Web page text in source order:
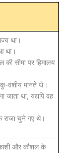
था।
था।
की सीमा पर हिमालय
वंशीय मानते थे।
जाता था, यद्यपि वह
राजा चुने गए थे।
और कौशल के